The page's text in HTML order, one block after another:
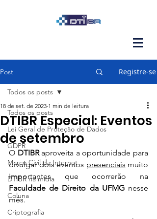
Post Registre-se
Todos os posts
Lei Geral de Proteção de Dados
GDPR
Marco Civil da Internet
DTIBR na mídia
Coluna
Criptografia
Todos os posts
DTIBR Especial: Eventos
de setembro
18 de set. de 2023 1 min de leitura
O DTIBR aproveita a oportunidade para
divulgar dois eventos presenciais muito
Faculdade de Direito da UFMG nesse
mês.